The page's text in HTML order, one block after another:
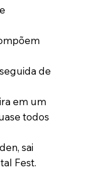
de
em um
todos
sai
Fest.